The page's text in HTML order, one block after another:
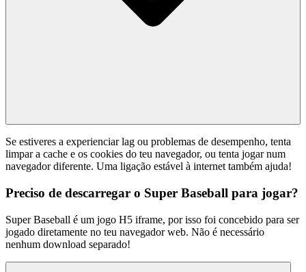
Se estiveres a experienciar lag ou problemas de desempenho, tenta
limpar a cache e os cookies do teu navegador, ou tenta jogar num
navegador diferente. Uma ligação estável à internet também ajuda!
Preciso de descarregar o Super Baseball para jogar?
Super Baseball é um jogo H5 iframe, por isso foi concebido para ser
jogado diretamente no teu navegador web. Não é necessário
nenhum download separado!